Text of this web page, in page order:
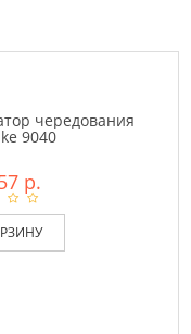
чередования
9040
р.